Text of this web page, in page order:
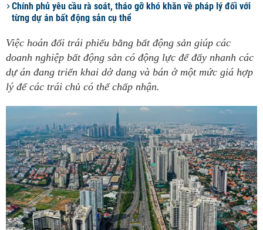
Chính phủ yêu cầu rà soát, tháo gỡ khó khăn về pháp lý đối với
từng dự án bất động sản cụ thể
Việc hoán đổi trái phiếu bằng bất động sản giúp các
doanh nghiệp bất động sản có động lực để đẩy nhanh các
dự án đang triển khai dở dang và bán ở một mức giá hợp
lý để các trái chủ có thể chấp nhận.